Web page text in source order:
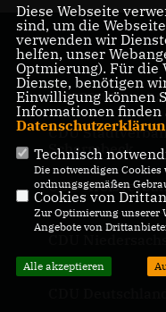
IMPRESSUM
CDU
Scharmbeck
CDU
Diese Webseite
sind, um die
verwenden wir
helfen, unser
Optmierung). Für die
Dienste, benötigen
Einwilligung können
Informationen finden
Technisch
Die notwendigen
ordnungsgemäßen
Cookies von
Zur Optimierung unserer
Angebote von
Alle akzeptieren